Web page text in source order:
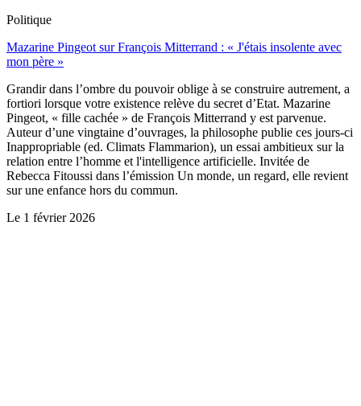
Politique
Mazarine Pingeot sur François Mitterrand : « J'étais insolente avec
mon père »
Grandir dans l’ombre du pouvoir oblige à se construire autrement, a
fortiori lorsque votre existence relève du secret d’Etat. Mazarine
Pingeot, « fille cachée » de François Mitterrand y est parvenue.
Auteur d’une vingtaine d’ouvrages, la philosophe publie ces jours-ci
Inappropriable (ed. Climats Flammarion), un essai ambitieux sur la
relation entre l’homme et l'intelligence artificielle. Invitée de
Rebecca Fitoussi dans l’émission Un monde, un regard, elle revient
sur une enfance hors du commun.
Le 1 février 2026